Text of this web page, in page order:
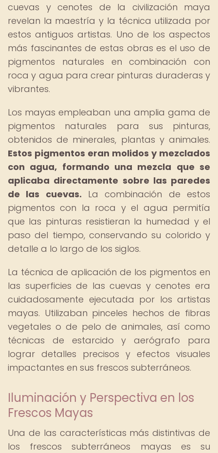
cuevas y cenotes de la civilización maya
revelan la maestría y la técnica utilizada por
estos antiguos artistas. Uno de los aspectos
más fascinantes de estas obras es el uso de
pigmentos naturales en combinación con
roca y agua para crear pinturas duraderas y
vibrantes.
Los mayas empleaban una amplia gama de
pigmentos naturales para sus pinturas,
obtenidos de minerales, plantas y animales.
Estos pigmentos eran molidos y mezclados
con agua, formando una mezcla que se
aplicaba directamente sobre las paredes
de las cuevas. La combinación de estos
pigmentos con la roca y el agua permitía
que las pinturas resistieran la humedad y el
paso del tiempo, conservando su colorido y
detalle a lo largo de los siglos.
La técnica de aplicación de los pigmentos en
las superficies de las cuevas y cenotes era
cuidadosamente ejecutada por los artistas
mayas. Utilizaban pinceles hechos de fibras
vegetales o de pelo de animales, así como
técnicas de estarcido y aerógrafo para
lograr detalles precisos y efectos visuales
impactantes en sus frescos subterráneos.
Iluminación y Perspectiva en los
Frescos Mayas
Una de las características más distintivas de
los frescos subterráneos mayas es su